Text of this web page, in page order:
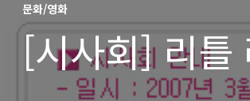
문화/영화
[시사회] 리틀